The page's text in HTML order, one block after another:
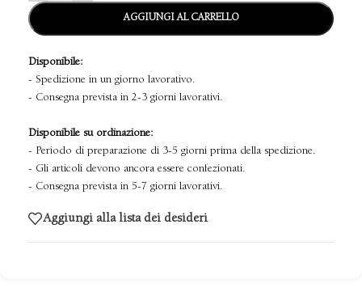
AGGIUNGI AL CARRELLO
Disponibile:
- Spedizione in un giorno lavorativo.
- Consegna prevista in 2-3 giorni lavorativi.
Disponibile su ordinazione:
- Periodo di preparazione di 3-5 giorni prima della spedizione.
- Gli articoli devono ancora essere confezionati.
- Consegna prevista in 5-7 giorni lavorativi.
Aggiungi alla lista dei desideri